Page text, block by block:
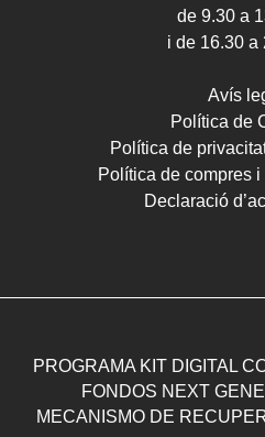
de 9.30 a
i de 16.30 a
Avís
Política de
Política de
Política de compres
Declaració
PROGRAMA KIT DIGITAL
FONDOS NEXT
MECANISMO DE